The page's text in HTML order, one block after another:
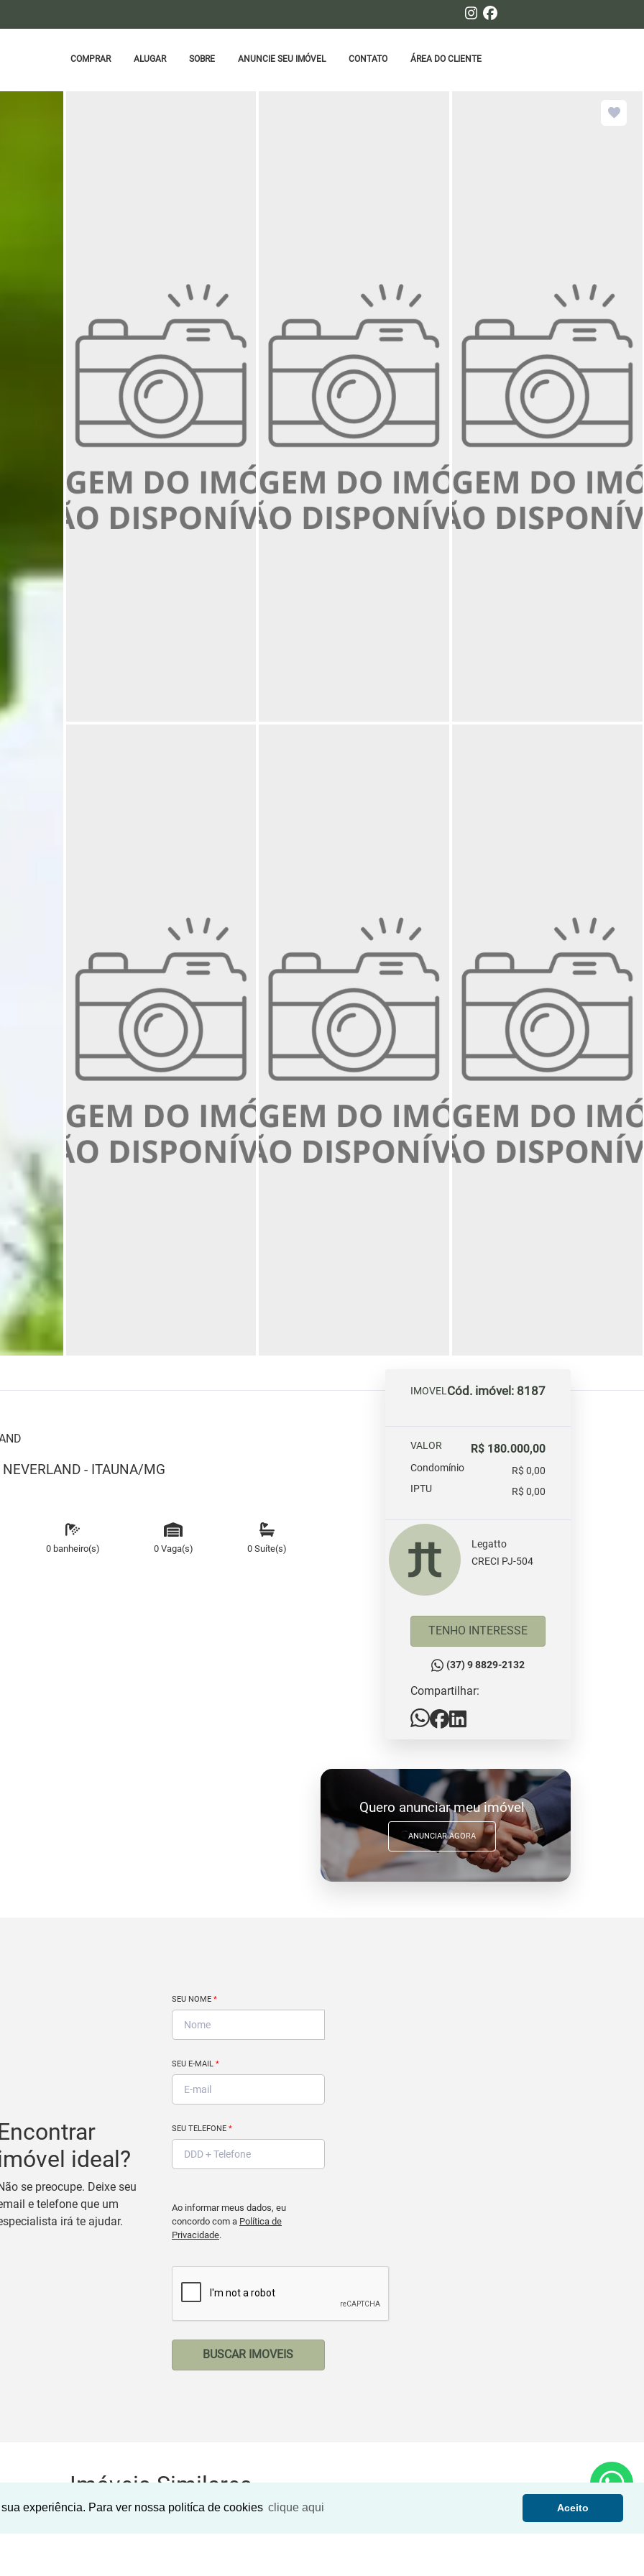
experiência. Para ver nossa politíca de cookies clique aqui Aceito
COMPRAR ALUGAR SOBRE ANUNCIE SEU IMÓVEL CONTATO ÁREA DO CLIENTE
- ITAUNA/MG
0 banheiro(s) 0 Vaga(s) 0 Suíte(s)
IMOVELCód. imóvel: 8187
VALOR R$ 180.000,00
Condomínio
R$ 0,00
IPTU
R$ 0,00
Legatto
CRECI PJ-504
TENHO INTERESSE
(37) 9 8829-2132
Compartilhar:
Quero anunciar meu imóvel
ANUNCIAR AGORA
ideal?
se preocupe. Deixe seu
e telefone que um
irá te ajudar.
SEU NOME *
SEU E-MAIL *
SEU TELEFONE *
Ao informar meus dados, eu
concordo com a Política de
Privacidade.
BUSCAR IMOVEIS
Imóveis Similares